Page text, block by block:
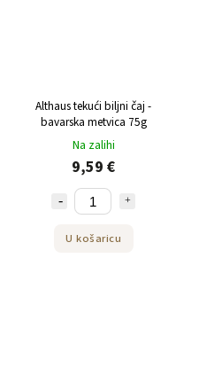
Althaus tekući biljni čaj -
bavarska metvica 75g
Na zalihi
9,59 €
U košaricu